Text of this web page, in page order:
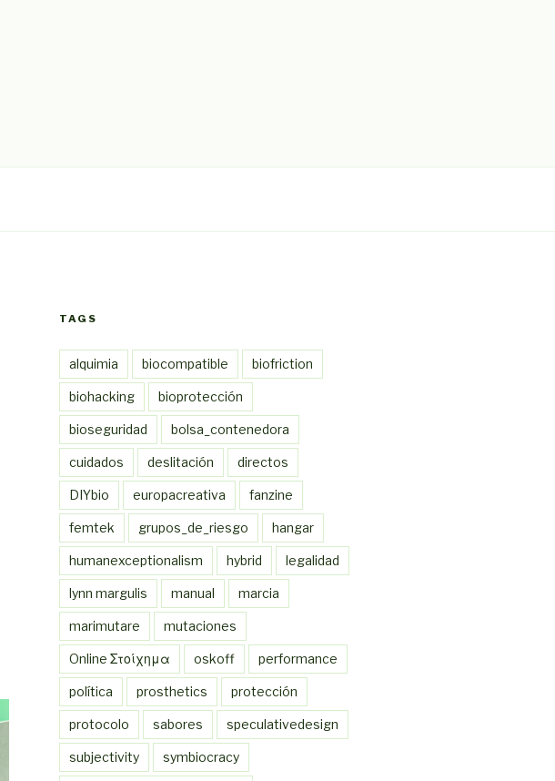
TAGS
alquimia biocompatible biofriction
biohacking bioprotección
bioseguridad bolsa_contenedora
cuidados deslitación directos
DIYbio europacreativa fanzine
femtek grupos_de_riesgo hangar
humanexceptionalism hybrid legalidad
lynn margulis manual marcia
marimutare mutaciones
Online Στοίχημα oskoff performance
política prosthetics protección
protocolo sabores speculativedesign
subjectivity symbiocracy